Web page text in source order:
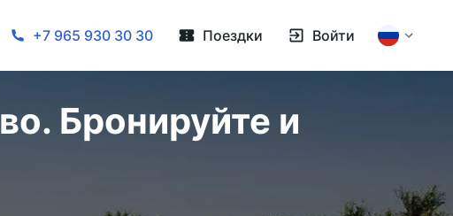
+7 965 930 30 30 Поездки Войти
Бронируйте и